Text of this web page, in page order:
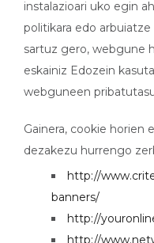
instalazioari uko egin
politikara edo
sartuz gero, webgune
eskainiz Edozein
webguneen
Gainera, cookie horien
dezakezu hurrengo
http://
banners/
http://
http://